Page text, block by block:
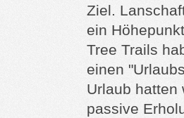
Ziel.
ein
Tree Trails
einen
Urlaub hatten
passive